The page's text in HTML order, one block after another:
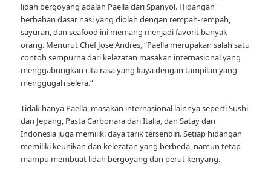
lidah bergoyang adalah Paella dari Spanyol. Hidangan
berbahan dasar nasi yang diolah dengan rempah-rempah,
sayuran, dan seafood ini memang menjadi favorit banyak
orang. Menurut Chef Jose Andres, “Paella merupakan salah satu
contoh sempurna dari kelezatan masakan internasional yang
menggabungkan cita rasa yang kaya dengan tampilan yang
menggugah selera.”
Tidak hanya Paella, masakan internasional lainnya seperti Sushi
dari Jepang, Pasta Carbonara dari Italia, dan Satay dari
Indonesia juga memiliki daya tarik tersendiri. Setiap hidangan
memiliki keunikan dan kelezatan yang berbeda, namun tetap
mampu membuat lidah bergoyang dan perut kenyang.